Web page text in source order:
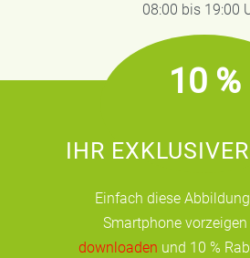
08:00 bis 19:00
10 %
IHR
Einfach diese
Smartphone
downloaden und 10 %